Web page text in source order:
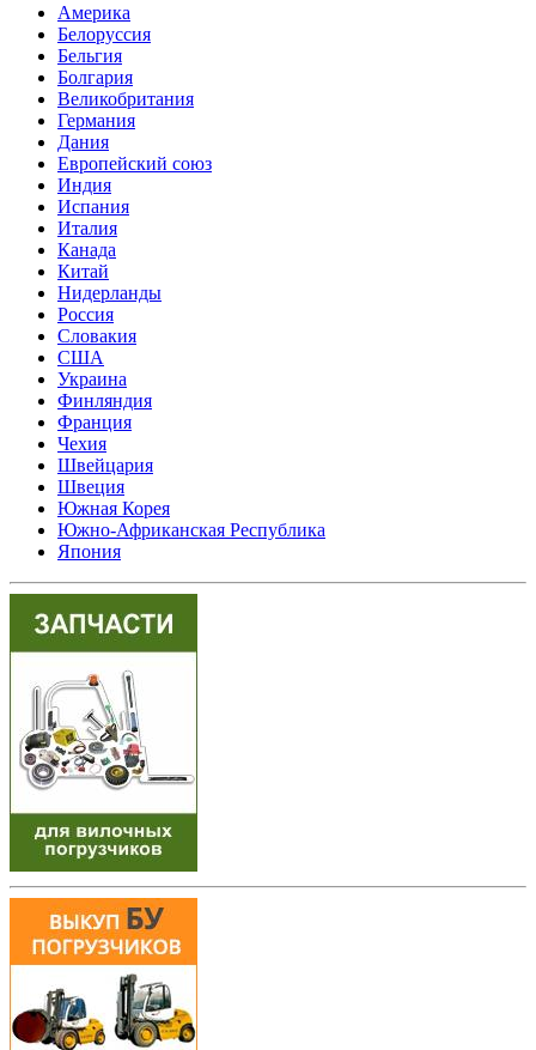
Америка
Белоруссия
Бельгия
Болгария
Великобритания
Германия
Дания
Европейский союз
Индия
Испания
Италия
Канада
Китай
Нидерланды
Россия
Словакия
США
Украина
Финляндия
Франция
Чехия
Швейцария
Швеция
Южная Корея
Южно-Африканская Республика
Япония